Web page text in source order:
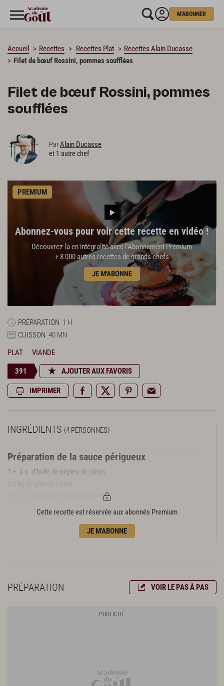
M'ABONNER
Accueil Recettes Recettes Plat
Recettes Alain Ducasse
Filet de bœuf Rossini, pommes soufflées
Filet de bœuf Rossini, pommes
soufflées
ParAlain Ducasse
et 1 autre chef
PREMIUM
Abonnez-vous pour voir cette recette en vidéo !
Découvrez-la en intégralité avec l'Abonnement Premium
+ 8 000 autres recettes de grands chefs
JE M'ABONNE
PRÉPARATION 1 H
CUISSON 40 MN
PLAT
VIANDE
391 AJOUTER AUX FAVORIS
IMPRIMER
INGRÉDIENTS (4 PERSONNES)
Préparation de la sauce périgueux
1 c. à s. d’huile de pépins de raisin
1,5 kg de plat-de-côtes
1 c. à s. d’huile de pépins de raisin
60 g de beurre
1 lobe de foie gras de canard cru
Préparation des pommes soufflées
Cette recette est réservée aux abonnés Premium
JE M'ABONNE
PRÉPARATION VOIR LE PAS À PAS
CHARGEMENT…